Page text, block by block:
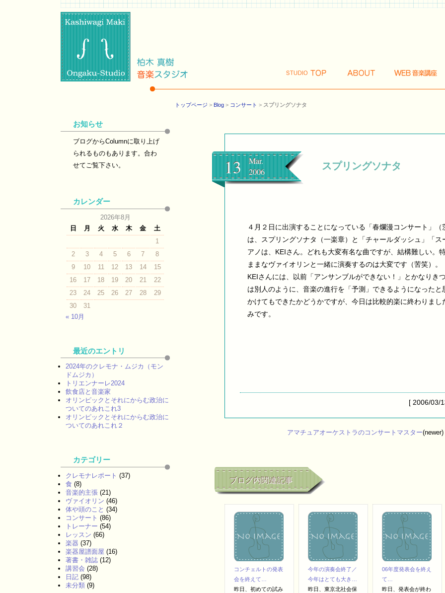
トップページ > Blog > コンサート > スプリングソナタ
13
Mar.
2006
スプリングソナタ
４月２日に出演することになっている「春爛漫コンサート」
は、スプリングソナタ（一楽章）と「チャールダッシュ」「
アノは、KEIさん。どれも大変有名な曲ですが、結構難しい。
ままなヴァイオリンと一緒に演奏するのは大変です（苦笑）。
KEIさんには、以前「アンサンブルができない！」とかなりき
は別人のように、音楽の進行を「予測」できるようになった
かけてもできたかどうかですが、今日は比較的楽に終わりま
みです。
[ 2006/03/
アマチュアオーケストラのコンサートマスター(newer)
ブログ内関連記事
コンチェルトの発表
会を終えて…
昨日、初めての試み
今年の演奏会終了／
今年はとても大き…
昨日、東京北社会保
06年度発表会を終え
て…
昨日、発表会が終わ
お知らせ
ブログからColumnに取り上げ
られるものもあります。合わ
せてご覧下さい。
カレンダー
2026年8月
日
月 火 水 木 金
土
1
2
3 4 5 6 7
8
9
10 11 12 13 14
15
16
17 18 19 20 21
22
23
24 25 26 27 28
29
30
31
« 10月
最近のエントリ
2024年のクレモナ・ムジカ（モン
ドムジカ）
トリエンナーレ2024
飲食店と音楽家
オリンピックとそれにからむ政治に
ついてのあれこれ3
オリンピックとそれにからむ政治に
ついてのあれこれ２
カテゴリー
クレモナレポート (37)
食 (8)
音楽的主張 (21)
ヴァイオリン (46)
体や頭のこと (34)
コンサート (86)
トレーナー (54)
レッスン (66)
楽器 (37)
楽器屋譜面屋 (16)
著書・雑誌 (12)
講習会 (28)
日記 (98)
未分類 (9)